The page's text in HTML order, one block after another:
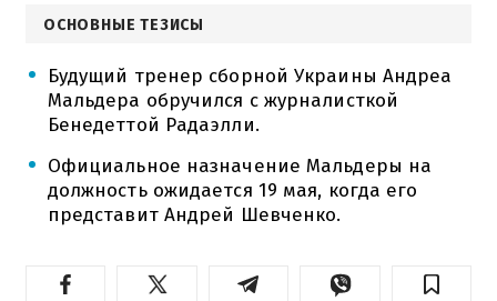
ОСНОВНЫЕ ТЕЗИСЫ
Будущий тренер сборной Украины Андреа
Мальдера обручился с журналисткой
Бенедеттой Радаэлли.
Официальное назначение Мальдеры на
должность ожидается 19 мая, когда его
представит Андрей Шевченко.